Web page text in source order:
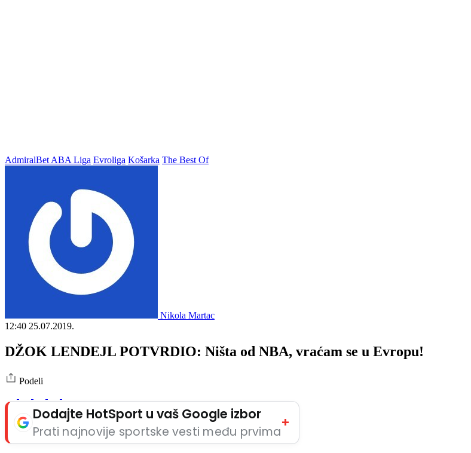
AdmiralBet ABA Liga Evroliga Košarka The Best Of
Nikola Martac
12:40 25.07.2019.
DŽOK LENDEJL POTVRDIO: Ništa od NBA, vraćam se u Evropu!
Podeli
Dodajte HotSport u vaš Google izbor
Prati najnovije sportske vesti među prvima
+